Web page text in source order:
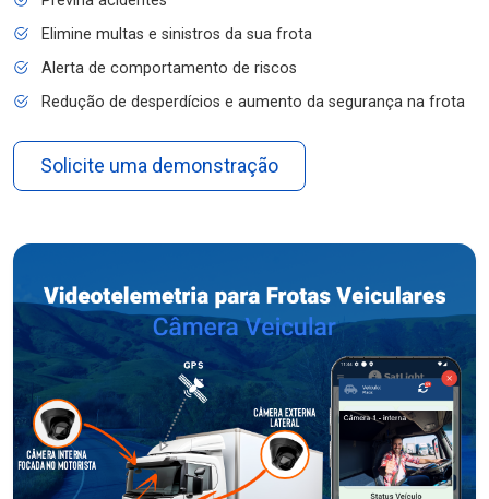
Elimine multas e sinistros da sua frota
Alerta de comportamento de riscos
Redução de desperdícios e aumento da segurança na frota
Solicite uma demonstração